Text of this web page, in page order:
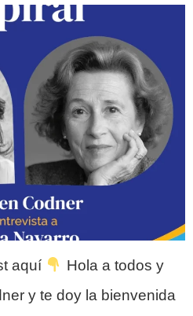
aquí
Hola a todos y
y te doy la bienvenida